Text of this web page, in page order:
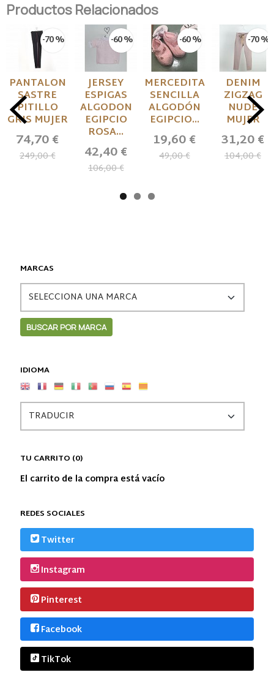
MARCAS
IDIOMA
TU CARRITO (0)
El carrito de la compra está vacío
REDES SOCIALES
Twitter
Instagram
Pinterest
Facebook
TikTok
Productos Relacionados
-70 %
PANTALON
SASTRE
PITILLO
GRIS MUJER
74,70 €
249,00 €
-60 %
JERSEY
ESPIGAS
ALGODON
EGIPCIO
ROSA...
42,40 €
106,00 €
-60 %
MERCEDITA
SENCILLA
ALGODÓN
EGIPCIO...
19,60 €
49,00 €
-70 %
DENIM
ZIGZAG
NUDE
MUJER
31,20 €
104,00 €